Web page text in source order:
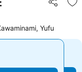
공유
즐
Yufu